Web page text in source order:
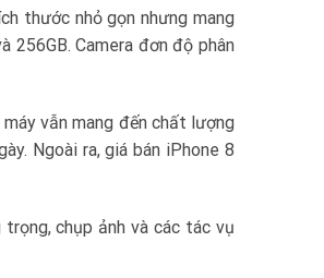
thước nhỏ gọn nhưng mang
256GB. Camera đơn độ phân
vẫn mang đến chất lượng
Ngoài ra, giá bán iPhone 8
chụp ảnh và các tác vụ